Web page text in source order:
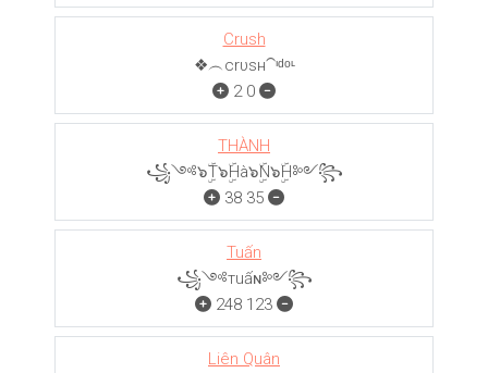
Crush
❖︵crυѕн⁀ᶦᵈᵒᶫ
2 0
THÀNH
꧁༺๖ۣۜT๖ۣۜHà๖ۣۜN๖ۣۜH༻꧂
38 35
Tuấn
꧁༺тuấɴ༻꧂
248 123
Liên Quân